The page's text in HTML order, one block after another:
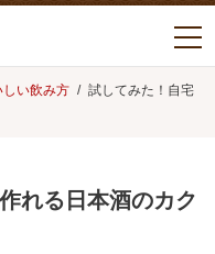
しい飲み方
試してみた！自宅
れる日本酒のカク